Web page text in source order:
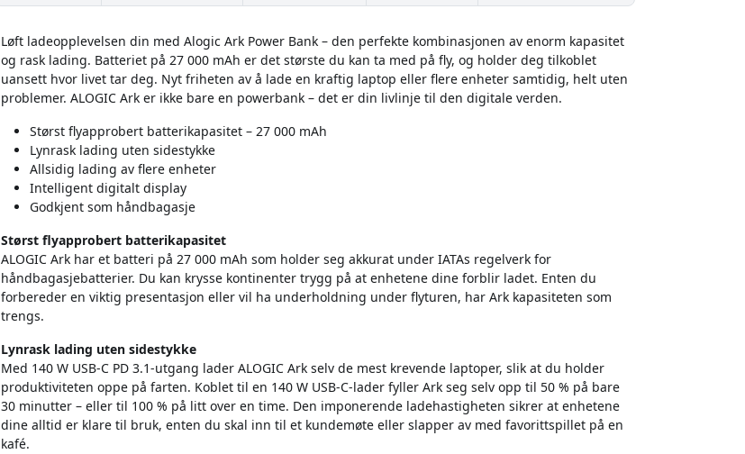
Løft ladeopplevelsen din med Alogic Ark Power Bank – den perfekte kombinasjonen av enorm kapasitet
og rask lading. Batteriet på 27 000 mAh er det største du kan ta med på fly, og holder deg tilkoblet
uansett hvor livet tar deg. Nyt friheten av å lade en kraftig laptop eller flere enheter samtidig, helt uten
problemer. ALOGIC Ark er ikke bare en powerbank – det er din livlinje til den digitale verden.
Størst flyapprobert batterikapasitet – 27 000 mAh
Lynrask lading uten sidestykke
Allsidig lading av flere enheter
Intelligent digitalt display
Godkjent som håndbagasje
Størst flyapprobert batterikapasitet
ALOGIC Ark har et batteri på 27 000 mAh som holder seg akkurat under IATAs regelverk for
håndbagasjebatterier. Du kan krysse kontinenter trygg på at enhetene dine forblir ladet. Enten du
forbereder en viktig presentasjon eller vil ha underholdning under flyturen, har Ark kapasiteten som
trengs.
Lynrask lading uten sidestykke
Med 140 W USB-C PD 3.1-utgang lader ALOGIC Ark selv de mest krevende laptoper, slik at du holder
produktiviteten oppe på farten. Koblet til en 140 W USB-C-lader fyller Ark seg selv opp til 50 % på bare
30 minutter – eller til 100 % på litt over en time. Den imponerende ladehastigheten sikrer at enhetene
dine alltid er klare til bruk, enten du skal inn til et kundemøte eller slapper av med favorittspillet på en
kafé.